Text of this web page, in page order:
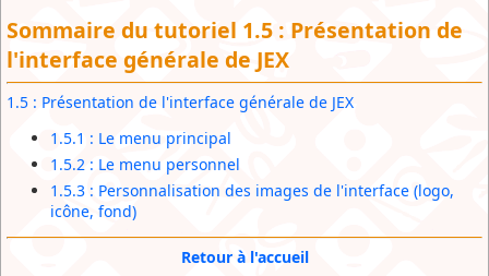
Sommaire du tutoriel 1.5 : Présentation de
l'interface générale de JEX
1.5 : Présentation de l'interface générale de JEX
1.5.1 : Le menu principal
1.5.2 : Le menu personnel
1.5.3 : Personnalisation des images de l'interface (logo,
icône, fond)
Retour à l'accueil